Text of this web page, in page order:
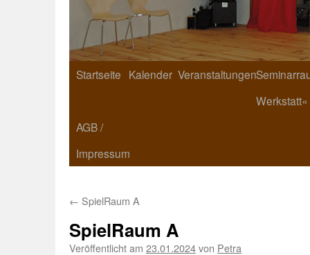
Startseite Kalender Veranstaltungen
Werkstatt«
AGB /
Impressum
← SpielRaum A
SpielRaum A
Veröffentlicht am 23.01.2024von Petra